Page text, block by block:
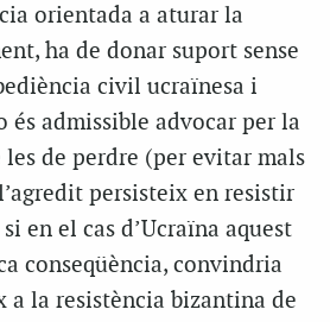
orientada a aturar la
ha de donar suport sense
civil ucraïnesa i
és admissible advocar per la
de perdre (per evitar mals
persisteix en resistir
en el cas d’Ucraïna aquest
conseqüència, convindria
a la resistència bizantina de